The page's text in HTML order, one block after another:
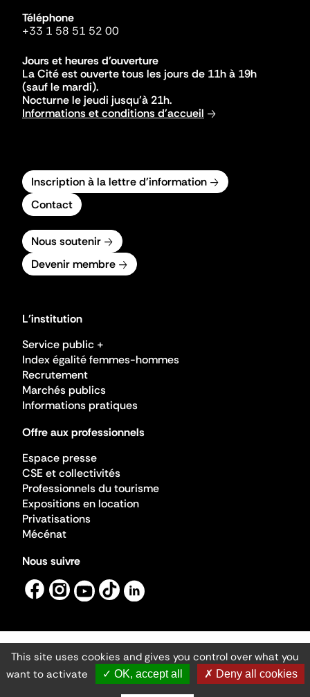
Téléphone
+33 1 58 51 52 00
Jours et heures d'ouverture
La Cité est ouverte tous les jours de 11h à 19h
(sauf le mardi).
Nocturne le jeudi jusqu'à 21h.
Informations et conditions d'accueil
Inscription à la lettre d'information
Contact
Nous soutenir
Devenir membre
L'institution
Service public +
Index égalité femmes-hommes
Recrutement
Marchés publics
Informations pratiques
Offre aux professionnels
Espace presse
CSE et collectivités
Professionnels du tourisme
Expositions en location
Privatisations
Mécénat
Nous suivre
Mentions légales
Gestion des cookies
Accessibilité numérique
Ministère de la Culture ©2026
This site uses cookies and gives you control over what you
want to activate
✓ OK, accept all ✗ Deny all cookies